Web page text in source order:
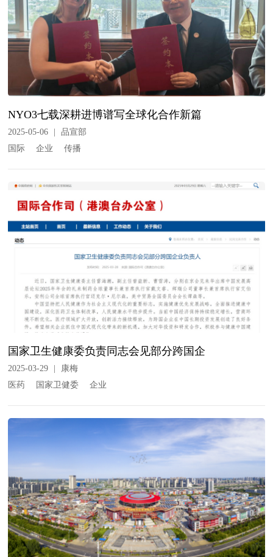
NYO3七载深耕进博谱写全球化合作新篇
2025-05-06
品宣部
国际
企业 传播
国家卫生健康委负责同志会见部分跨国企
2025-03-29
康梅
医药
国家卫健委 企业